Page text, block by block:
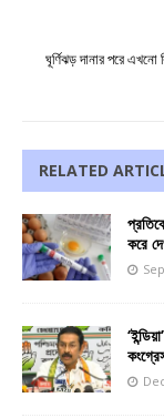
ঘূর্ণিঝড় দানার পরে এখনো
RELATED
করে